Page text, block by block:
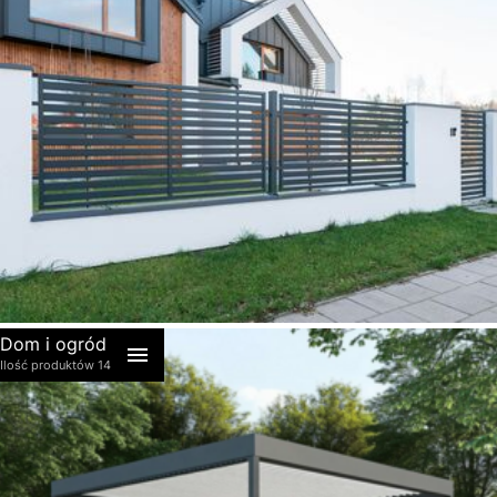
akcesoria
Dom i ogród
Ilość produktów 14